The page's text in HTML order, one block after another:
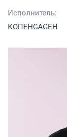
Исполнитель:
КОПЕНGАGЕН